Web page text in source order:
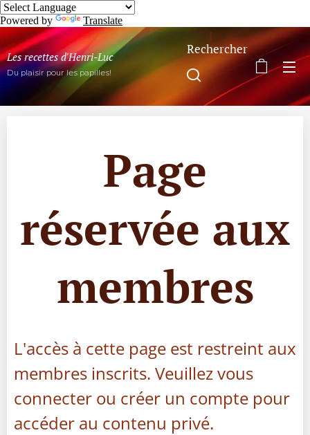
Powered by Translate
Les recettes d'Henri-Luc
Du plaisir pour les papilles!
Rechercher
Page
réservée aux
membres
L'accès à cette page est restreint aux
membres inscrits. Veuillez vous
connecter ou créer un compte pour
accéder au contenu privé.